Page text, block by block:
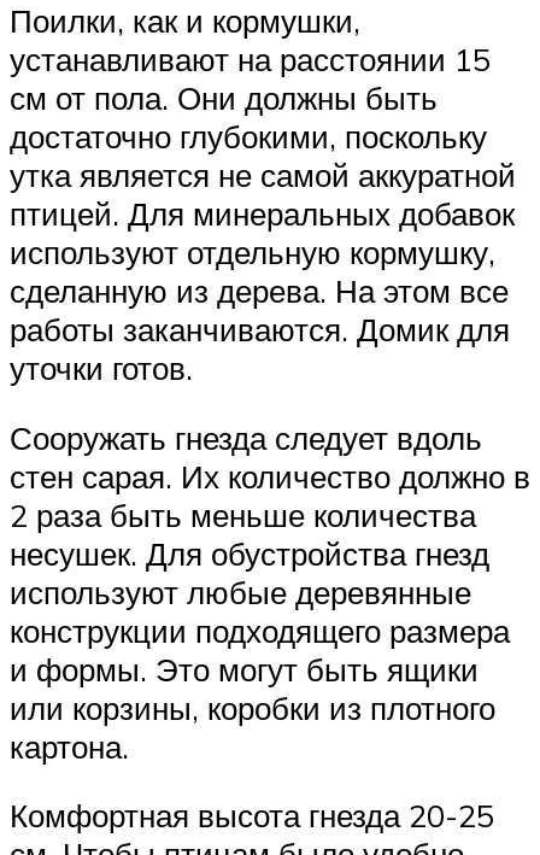
Поилки, как и кормушки,
устанавливают на расстоянии 15
см от пола. Они должны быть
достаточно глубокими, поскольку
утка является не самой аккуратной
птицей. Для минеральных добавок
используют отдельную кормушку,
сделанную из дерева. На этом все
работы заканчиваются. Домик для
уточки готов.
Сооружать гнезда следует вдоль
стен сарая. Их количество должно в
2 раза быть меньше количества
несушек. Для обустройства гнезд
используют любые деревянные
конструкции подходящего размера
и формы. Это могут быть ящики
или корзины, коробки из плотного
картона.
Комфортная высота гнезда 20-25